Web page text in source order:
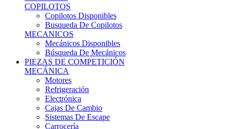
Copilotos Disponibles
Busqueda De Copilotos
MECANICOS
Mecánicos Disponibles
Búsqueda De Mecánicos
PIEZAS DE COMPETICIÓN
MECÁNICA
Motores
Refrigeración
Electrónica
Cajas De Cambio
Sistemas De Escape
Carrocería
Depositos